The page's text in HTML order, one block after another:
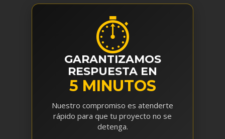
⏱
GARANTIZAMOS
RESPUESTA EN
5 MINUTOS
Nuestro compromiso es atenderte
rápido para que tu proyecto no se
detenga.